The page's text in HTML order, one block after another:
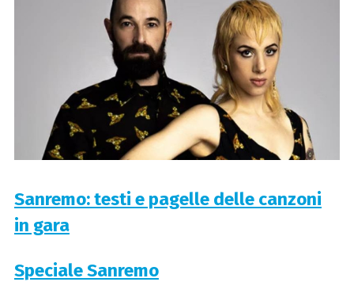
Sanremo: testi e pagelle delle canzoni
in gara
Speciale Sanremo